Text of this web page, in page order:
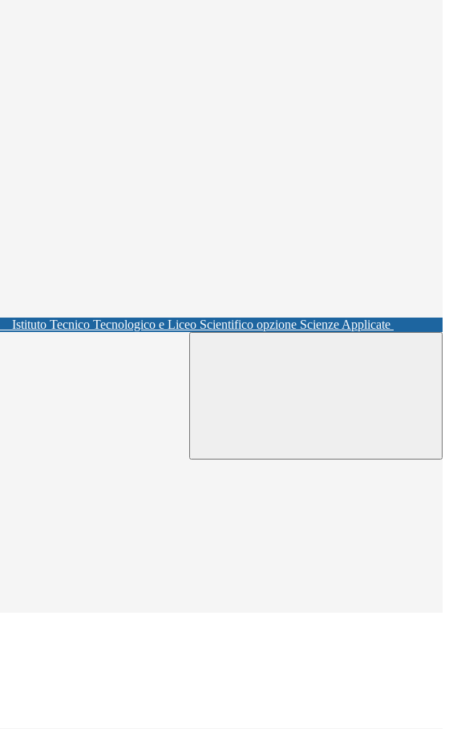
Istituto Tecnico Tecnologico e Liceo Scientifico opzione Scienze Applicate